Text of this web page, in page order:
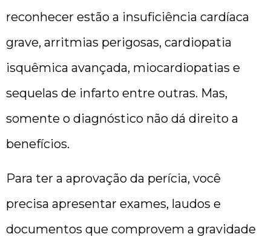
reconhecer estão a insuficiência cardíaca
grave, arritmias perigosas, cardiopatia
isquêmica avançada, miocardiopatias e
sequelas de infarto entre outras. Mas,
somente o diagnóstico não dá direito a
benefícios.
Para ter a aprovação da perícia, você
precisa apresentar exames, laudos e
documentos que comprovem a gravidade